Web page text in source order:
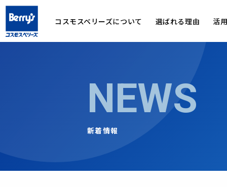
コスモスベリーズについて 選ばれる理由 活
NEWS
新着情報